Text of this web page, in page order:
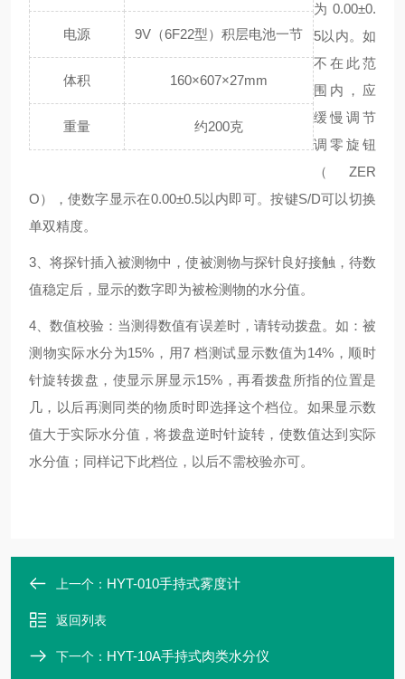
电源 9V（6F22型）积层电池一节
体积 160×607×27mm
重量 约200克
为0.00±0.
5以内。如
不在此范
围内，应
缓慢调节
调零旋钮
（ZER
O），使数字显示在0.00±0.5以内即可。按键S/D可以切换
单双精度。
3、将探针插入被测物中，使被测物与探针良好接触，待数
值稳定后，显示的数字即为被检测物的水分值。
4、数值校验：当测得数值有误差时，请转动拨盘。如：被
测物实际水分为15%，用7 档测试显示数值为14%，顺时
针旋转拨盘，使显示屏显示15%，再看拨盘所指的位置是
几，以后再测同类的物质时即选择这个档位。如果显示数
值大于实际水分值，将拨盘逆时针旋转，使数值达到实际
水分值；同样记下此档位，以后不需校验亦可。
上一个： HYT-010手持式雾度计
返回列表
下一个： HYT-10A手持式肉类水分仪